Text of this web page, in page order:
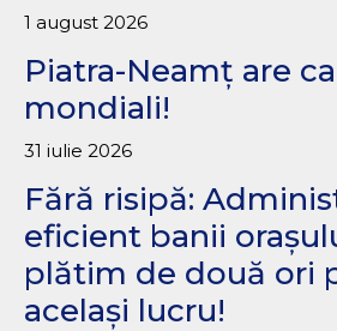
1 august 2026
Piatra-Neamț are
mondiali!
31 iulie 2026
Fără risipă:
eficient banii
plătim de două ori
același lucru!